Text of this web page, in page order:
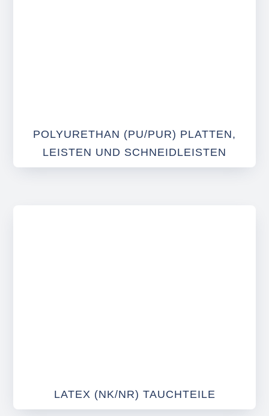
POLYURETHAN (PU/PUR) PLATTEN,
LEISTEN UND SCHNEIDLEISTEN
LATEX (NK/NR) TAUCHTEILE